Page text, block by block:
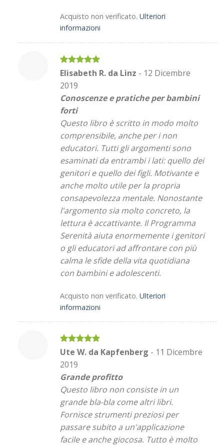
Acquisto non verificato. Ulteriori
informazioni
Valutato5
Elisabeth R. da Linz - 12 Dicembre
2019
Conoscenze e pratiche per bambini
forti
Questo libro è scritto in modo molto
comprensibile, anche per i non
educatori. Tutti gli argomenti sono
esaminati da entrambi i lati: quello dei
genitori e quello dei figli. Motivante e
anche molto utile per la propria
consapevolezza mentale. Nonostante
l'argomento sia molto concreto, la
lettura è accattivante. Il Programma
Serenità aiuta enormemente i genitori
o gli educatori ad affrontare con più
calma le sfide della vita quotidiana
con bambini e adolescenti.
Acquisto non verificato. Ulteriori
informazioni
Valutato5
Ute W. da Kapfenberg - 11 Dicembre
2019
Grande profitto
Questo libro non consiste in un
grande bla-bla come altri libri.
Fornisce strumenti preziosi per
passare subito a un'applicazione
facile e anche giocosa. Tutto è molto